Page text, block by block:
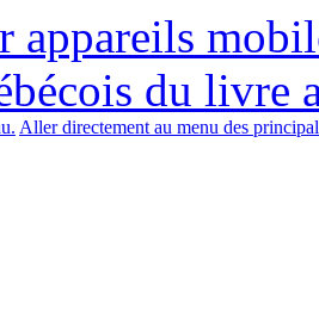
appareils
du livre
Aller directement au menu des